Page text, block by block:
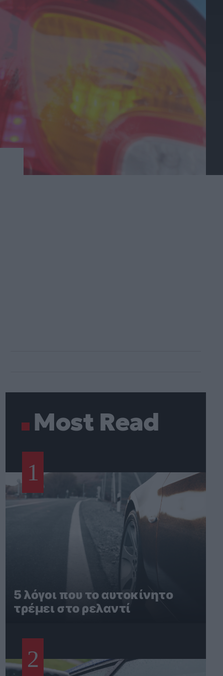
Most Read
1
5 λόγοι που το αυτοκίνητο
τρέμει στο ρελαντί
2